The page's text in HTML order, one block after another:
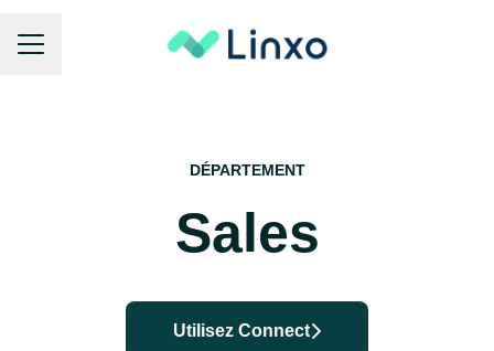
Menu carrière
DÉPARTEMENT
Sales
Utilisez Connect